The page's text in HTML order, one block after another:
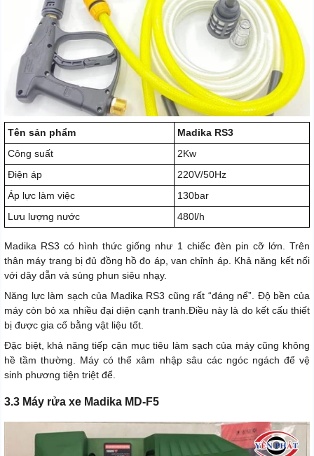
Tên sản phẩm
Madika RS3
Công suất
2Kw
Điện áp
220V/50Hz
Áp lực làm việc
130bar
Lưu lượng nước
480l/h
Madika RS3 có hình thức giống như 1 chiếc đèn pin cỡ lớn. Trên
thân máy trang bị đủ đồng hồ đo áp, van chỉnh áp. Khả năng kết nối
với dây dẫn và súng phun siêu nhạy.
Năng lực làm sạch của Madika RS3 cũng rất “đáng nể”. Độ bền của
máy còn bỏ xa nhiều đại diện cạnh tranh.Điều này là do kết cấu thiết
bị được gia cố bằng vật liệu tốt.
Đặc biệt, khả năng tiếp cận mục tiêu làm sạch của máy cũng không
hề tầm thường. Máy có thể xâm nhập sâu các ngóc ngách để vệ
sinh phương tiện triệt để.
3.3 Máy rửa xe Madika MD-F5